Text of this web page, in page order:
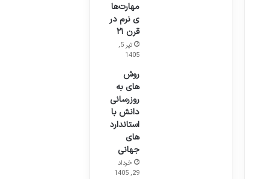
مهارت‌ها
ی نرم در
قرن ۲۱
تیر 5,
1405
روش
های به
روزرسانی
دانش با
استاندارد
های
جهانی
خرداد
29, 1405